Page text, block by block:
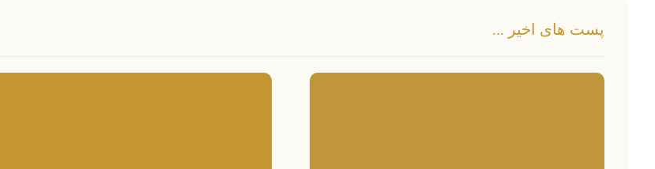
پست های اخیر ...